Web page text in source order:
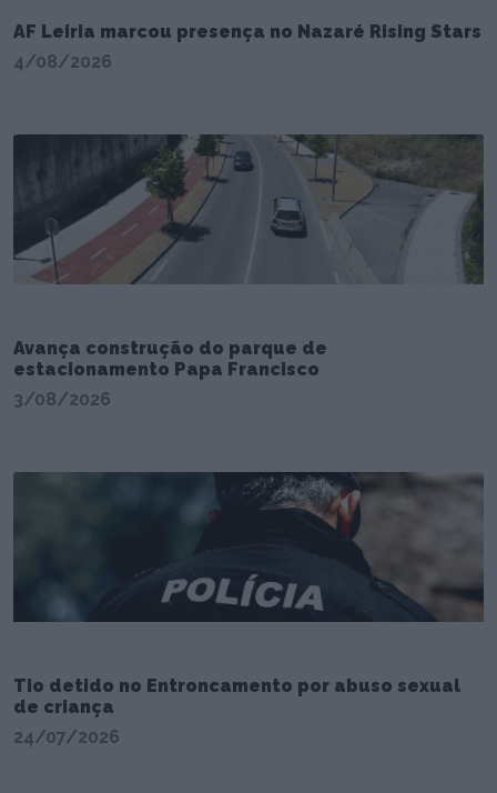
AF Leiria marcou presença no Nazaré Rising Stars
4/08/2026
Avança construção do parque de
estacionamento Papa Francisco
3/08/2026
Tio detido no Entroncamento por abuso sexual
de criança
24/07/2026